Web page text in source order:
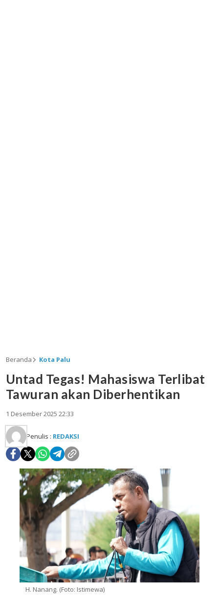
Beranda Kota Palu
Untad Tegas! Mahasiswa Terlibat
Tawuran akan Diberhentikan
1 Desember 2025 22:33
Penulis : REDAKSI
H. Nanang. (Foto: Istimewa)